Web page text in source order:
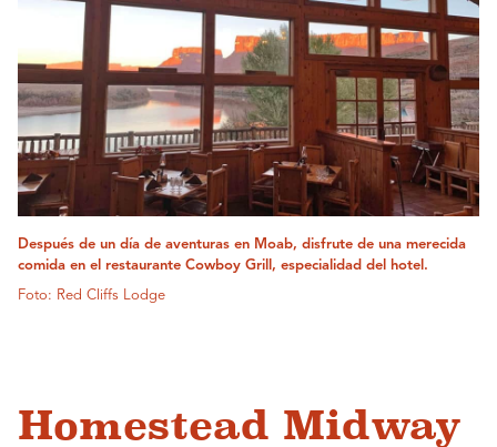
Después de un día de aventuras en Moab, disfrute de una merecida
comida en el restaurante Cowboy Grill, especialidad del hotel.
Foto: Red Cliffs Lodge
Homestead Midway